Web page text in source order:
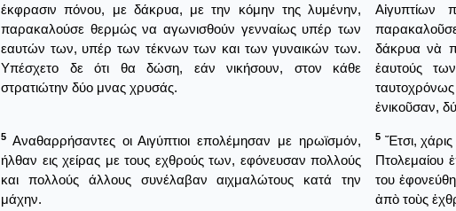
έκφρασιν πόνου, με δάκρυα, με την κόμην της λυμένην,
παρακαλούσε θερμώς να αγωνισθούν γενναίως υπέρ των
εαυτών των, υπέρ των τέκνων των και των γυναικών των.
Υπέσχετο δε ότι θα δώση, εάν νικήσουν, στον κάθε
στρατιώτην δύο μνας χρυσάς.
Αἰγυπτίων
δάκρυα νὰ
ἑαυτούς
ἐνικοῦσαν,
5 Αναθαρρήσαντες οι Αιγύπτιοι επολέμησαν με ηρωϊσμόν,
ήλθαν εις χείρας με τους εχθρούς των, εφόνευσαν πολλούς
και πολλούς άλλους συνέλαβαν αιχμαλώτους κατά την
μάχην.
5 Ἔτσι,
Πτολεμαίου
του
ἀπὸ τοὺς